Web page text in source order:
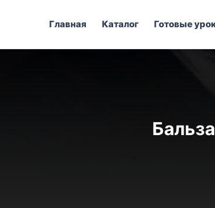
Главная Каталог Готовые